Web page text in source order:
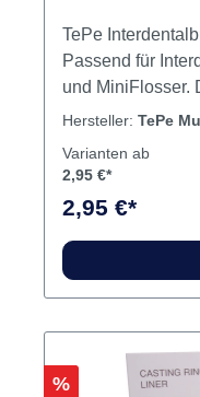
TePe
Passend für
und MiniFlosser.
Verstauen der
Hersteller: TePe
Varianten ab
2,95 €*
2,95 €*
Rabatt
%